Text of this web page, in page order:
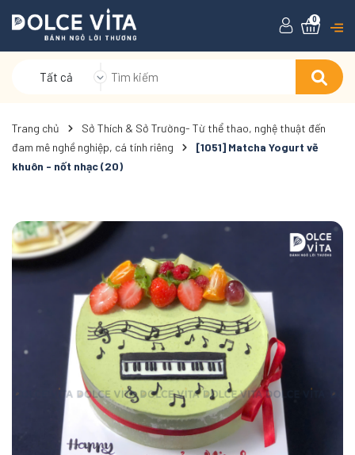
Tất cả
0
Trang chủ
Sở Thích & Sở Trường- Từ thể thao, nghệ thuật đến
đam mê nghề nghiệp, cá tính riêng
[1051] Matcha Yogurt vẽ
khuôn - nốt nhạc (20)